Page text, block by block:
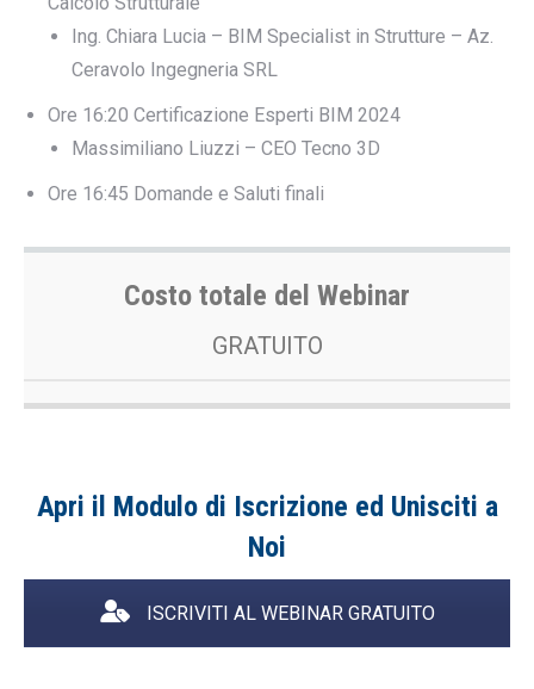
Ing. Chiara Lucia – BIM Specialist in Strutture – Az.
Ceravolo Ingegneria SRL
Ore 16:20 Certificazione Esperti BIM 2024
Massimiliano Liuzzi – CEO Tecno 3D
Ore 16:45 Domande e Saluti finali
Costo totale del Webinar
GRATUITO
Apri il Modulo di Iscrizione ed Unisciti a
Noi
ISCRIVITI AL WEBINAR GRATUITO